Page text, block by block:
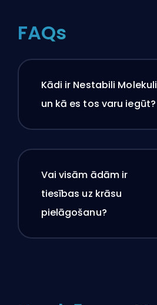
FAQs
Kādi ir Nestabili Molekuli
un kā es tos varu iegūt?
Vai visām ādām ir
tiesības uz krāsu
pielāgošanu?